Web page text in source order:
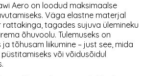
Aero on loodud maksimaalse
Väga elastne materjal
tagades sujuva ülemineku
õhuvoolu. Tulemuseks on
tõhusam liikumine – just see, mida
või võidusõidul